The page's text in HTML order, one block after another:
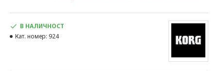
В НАЛИЧНОСТ
Кат. номер: 924